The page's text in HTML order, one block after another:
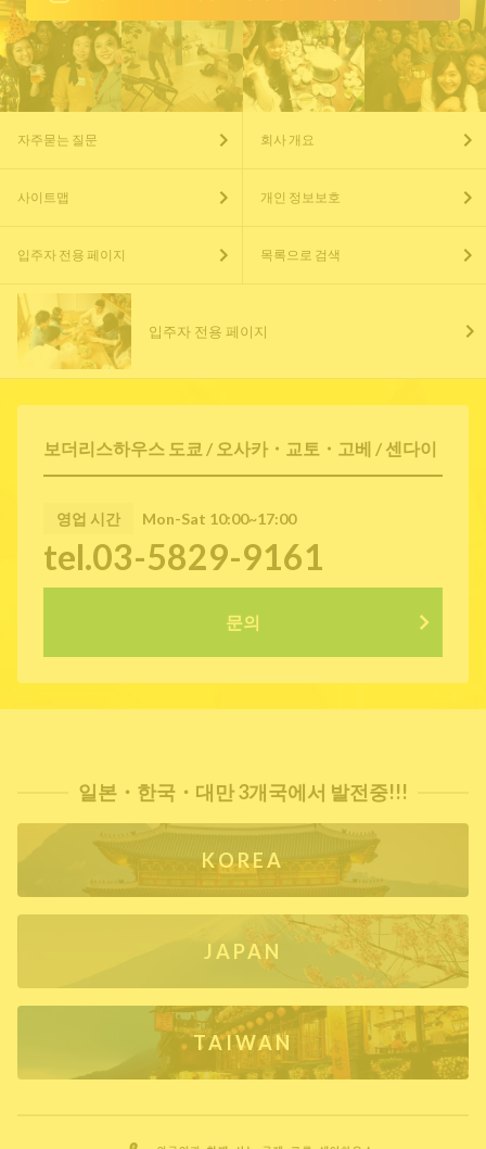
보더리스하우스 도쿄 / 오사카・교토・고베 / 센다이
영업 시간 Mon-Sat 10:00~17:00
tel.03-5829-9161
문의
자주묻는 질문 회사 개요
사이트맵 개인 정보보호
입주자 전용 페이지 목록으로 검색
입주자 전용 페이지
일본・한국・대만 3개국에서 발전중!!!
KOREA
JAPAN
TAIWAN